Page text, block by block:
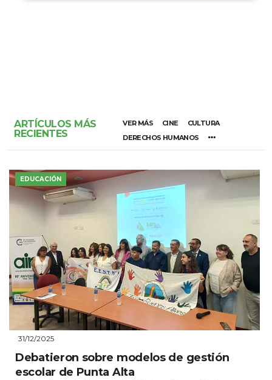
ARTÍCULOS MÁS
RECIENTES
VER MÁS CINE
CULTURA
DERECHOS HUMANOS
EDUCACIÓN
31/12/2025
Debatieron sobre modelos de gestión
escolar de Punta Alta